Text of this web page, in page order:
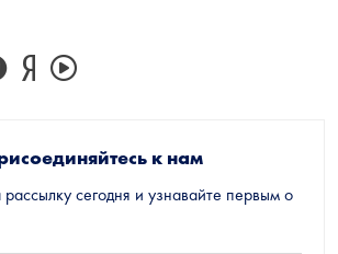
к нам
сегодня и узнавайте первым о